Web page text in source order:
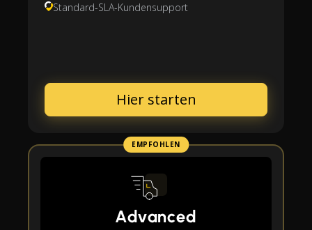
Standard-SLA-Kundensupport
Hier starten
EMPFOHLEN
Advanced